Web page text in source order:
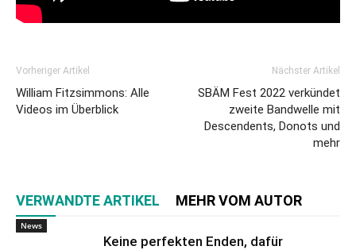
Vorheriger Artikel
William Fitzsimmons: Alle
Videos im Überblick
Nächster Artikel
SBÄM Fest 2022 verkündet
zweite Bandwelle mit
Descendents, Donots und
mehr
VERWANDTE ARTIKEL MEHR VOM AUTOR
News
Keine perfekten Enden, dafür